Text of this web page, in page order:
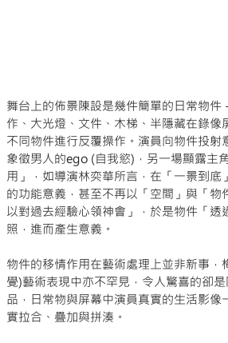
舞台上的佈景陳設是幾件簡單的日常物
作、大光燈、文件、木梯、半隱藏在錄
不同物件進行反覆操作。演員向物件投
象徵男人的ego (自我慾)，另一場顯露主
用」，如導演林奕華所言，在「一景到
的功能意義，甚至不再以「空間」與「
以對過去經驗心領神會」，於是物件「
照，進而產生意義。
物件的移情作用在藝術處理上並非新事
覺)藝術表現中亦不罕見，令人驚喜的卻
品，日常物與屏幕中演員真實的生活影
實拉合、疊加與拼湊。